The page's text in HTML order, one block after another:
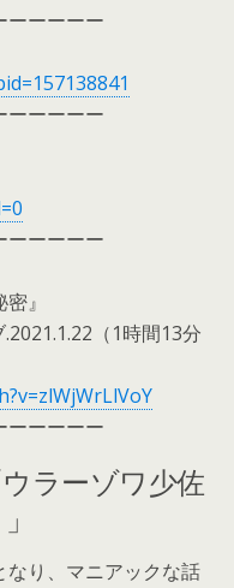
ーーーーー
ーーーーー
ーーーーー
』
（1時間13分
ーーーーー
ラーゾワ少佐
なり、マニアックな話